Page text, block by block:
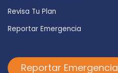
Revisa Tu Plan
Reportar Emergencia
Reportar Emergencia